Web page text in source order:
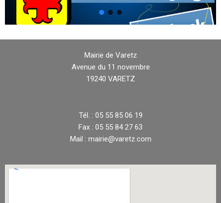
Mairie de Varetz
Avenue du 11 novembre
19240 VARETZ
Tél. : 05 55 85 06 19
Fax : 05 55 84 27 63
Mail : mairie@varetz.com